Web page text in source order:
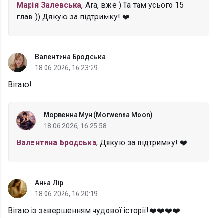
Марія Залевська, Ага, вже ) Та там усього 15
глав )) Дякую за підтримку! ❤️
Валентина Бродська
18.06.2026, 16:23:29
Вітаю!
Морвенна Мун (Morwenna Moon)
18.06.2026, 16:25:58
Валентина Бродська, Дякую за підтримку! ❤️
Анна Лір
18.06.2026, 16:20:19
Вітаю із завершенням чудової історії!❤️❤️❤️❤️